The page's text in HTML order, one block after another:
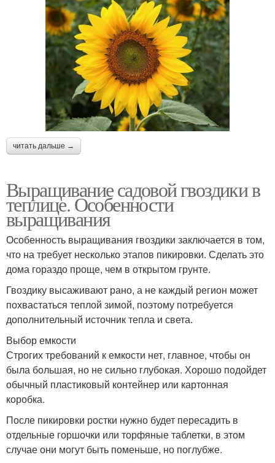
читать дальше →
Выращивание садовой гвоздики в
теплице. Особенности
выращивания
Особенность выращивания гвоздики заключается в том,
что на требует несколько этапов пикировки. Сделать это
дома гораздо проще, чем в открытом грунте.
Гвоздику высаживают рано, а не каждый регион может
похвастаться теплой зимой, поэтому потребуется
дополнительный источник тепла и света.
Выбор емкости
Строгих требований к емкости нет, главное, чтобы он
была большая, но не сильно глубокая. Хорошо подойдет
обычный пластиковый контейнер или картонная
коробка.
После пикировки ростки нужно будет пересадить в
отдельные горшочки или торфяные таблетки, в этом
случае они могут быть поменьше, но поглубже.